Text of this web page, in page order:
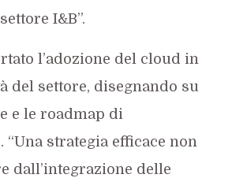
I&B”.
l’adozione del cloud in
del settore, disegnando su
e le roadmap di
strategia efficace non
dall’integrazione delle